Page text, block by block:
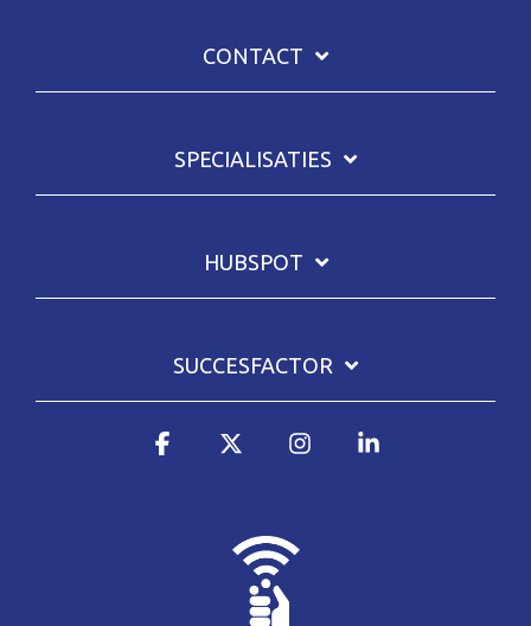
CONTACT
SPECIALISATIES
HUBSPOT
SUCCESFACTOR
Facebook Instagram